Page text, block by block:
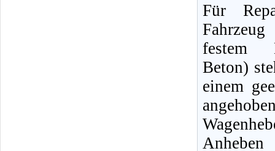
Für
festem
Beton)
einem